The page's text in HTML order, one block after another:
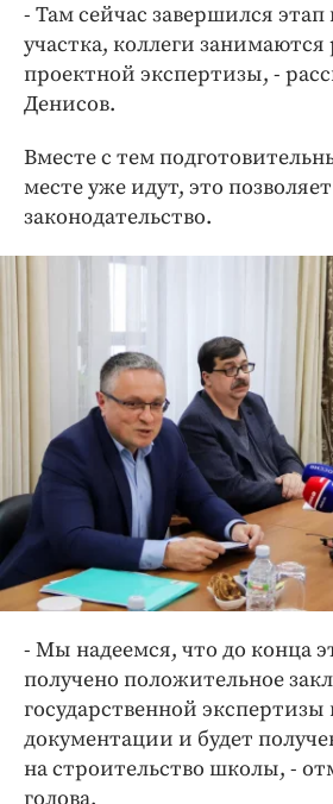
- Там сейчас завершился этап
участка, коллеги занимаются
проектной экспертизы, -
Денисов.
Вместе с тем
месте уже идут, это позволяет
законодательство.
- Мы надеемся, что до конца
получено положительное
государственной
документации и будет
на строительство школы, -